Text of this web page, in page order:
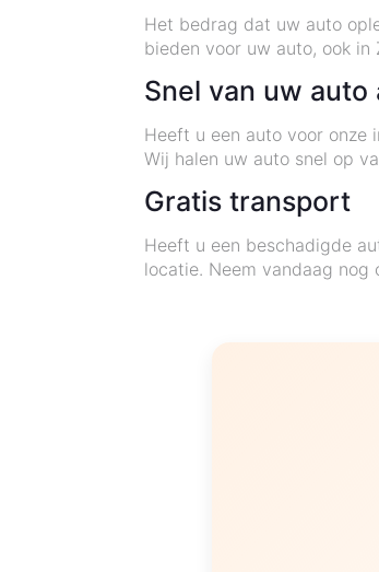
Het bedrag dat uw auto
bieden voor uw auto, ook
Snel van uw auto
Heeft u een auto voor onze
Wij halen uw auto snel op
Gratis transport
Heeft u een beschadigde
locatie. Neem vandaag nog